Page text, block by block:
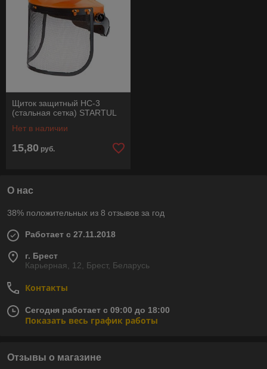
Щиток защитный НС-3
(стальная сетка) STARTUL
Нет в наличии
15,80 руб.
О нас
38% положительных из 8 отзывов за год
Работает с 27.11.2018
г. Брест
Карьерная, 12, Брест, Беларусь
Контакты
Сегодня работает с 09:00 до 18:00
Показать весь график работы
Отзывы о магазине